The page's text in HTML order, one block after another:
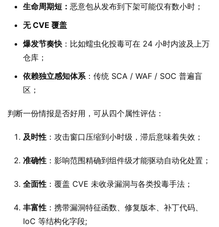
生命周期短： 恶意包从发布到下架可能仅有数小时；
无 CVE 覆盖
爆发节奏快 ：比如蠕虫化投毒可在 24 小时内波及上万
仓库；
依赖独立感知体系：传统 SCA / WAF / SOC 普遍盲
区；
判断一份情报是否好用，可从四个属性评估：
及时性 ：攻击窗口压缩到小时级，滞后意味着失效；
准确性 ：影响范围精确到组件级才能驱动自动化处置；
全面性 ：覆盖 CVE 未收录漏洞与各类投毒手法；
丰富性 ：携带漏洞特征函数、修复版本、补丁代码、
IoC 等结构化字段;